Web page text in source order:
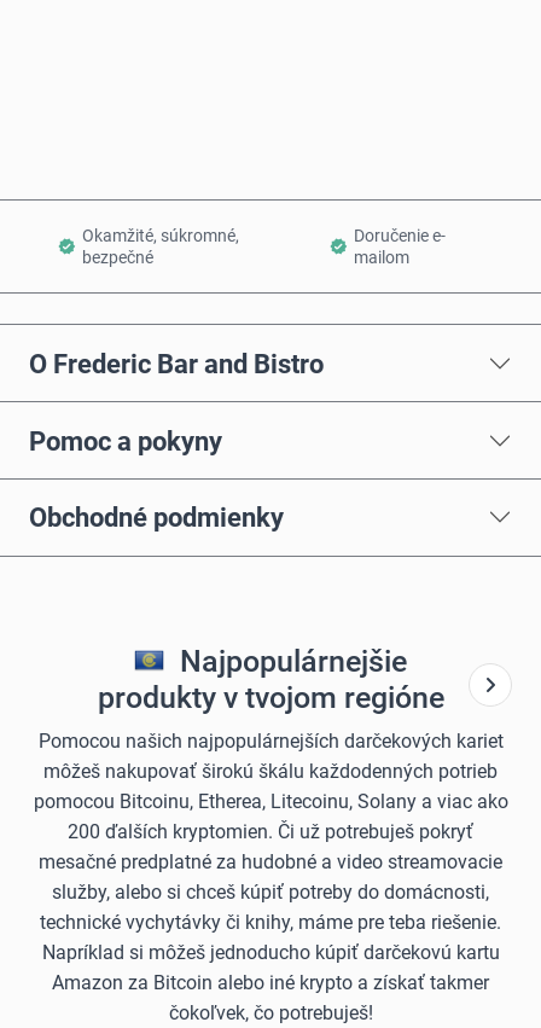
Okamžité, súkromné,
bezpečné
Doručenie e-
mailom
O Frederic Bar and Bistro
Pomoc a pokyny
Obchodné podmienky
Najpopulárnejšie
produkty v tvojom regióne
Pomocou našich najpopulárnejších darčekových kariet
môžeš nakupovať širokú škálu každodenných potrieb
pomocou Bitcoinu, Etherea, Litecoinu, Solany a viac ako
200 ďalších kryptomien. Či už potrebuješ pokryť
mesačné predplatné za hudobné a video streamovacie
služby, alebo si chceš kúpiť potreby do domácnosti,
technické vychytávky či knihy, máme pre teba riešenie.
Napríklad si môžeš jednoducho kúpiť darčekovú kartu
Amazon za Bitcoin alebo iné krypto a získať takmer
čokoľvek, čo potrebuješ!